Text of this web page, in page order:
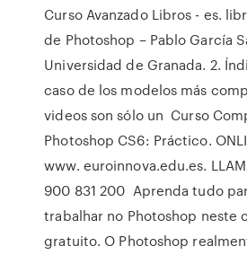
Curso Avanzado Libros - es.
de Photoshop – Pablo García
Universidad de Granada. 2.
caso de los modelos más
videos son sólo un Curso
Photoshop CS6: Práctico.
www. euroinnova.edu.es.
900 831 200 Aprenda tudo
trabalhar no Photoshop neste
gratuito. O Photoshop